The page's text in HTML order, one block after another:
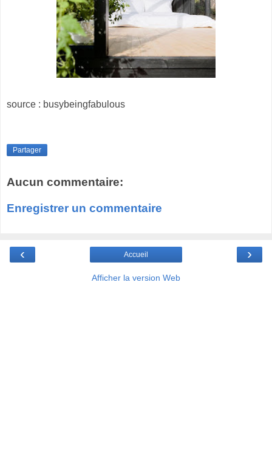
source : busybeingfabulous
Partager
Aucun commentaire:
Enregistrer un commentaire
‹ ›
Accueil
Afficher la version Web